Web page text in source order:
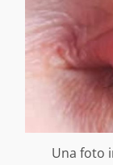
Una foto